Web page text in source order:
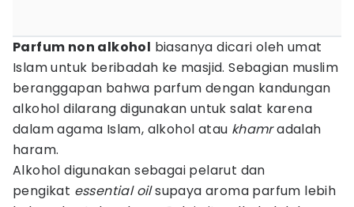
Parfum non alkohol biasanya dicari oleh umat
Islam untuk beribadah ke masjid. Sebagian muslim
beranggapan bahwa parfum dengan kandungan
alkohol dilarang digunakan untuk salat karena
dalam agama Islam, alkohol atau khamradalah
haram.
Alkohol digunakan sebagai pelarut dan
pengikat essential oilsupaya aroma parfum lebih